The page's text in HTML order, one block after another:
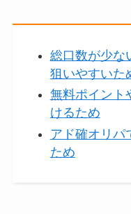
総口数が少な
狙いやすいた
無料ポイント
けるため
アド確オリパ
ため